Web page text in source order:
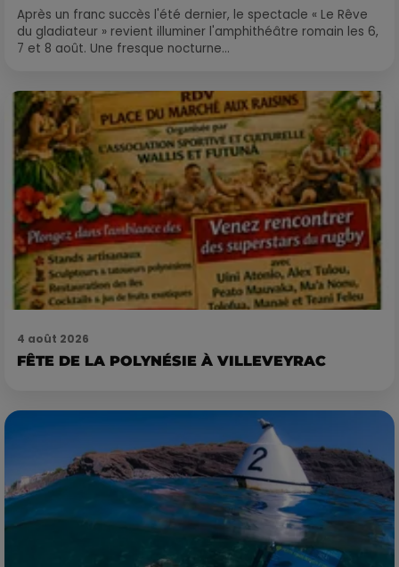
Après un franc succès l'été dernier, le spectacle « Le Rêve
du gladiateur » revient illuminer l'amphithéâtre romain les 6,
7 et 8 août. Une fresque nocturne...
4 août 2026
FÊTE DE LA POLYNÉSIE À VILLEVEYRAC